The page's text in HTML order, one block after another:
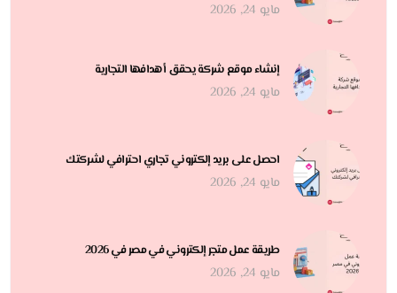
مايو 24, 2026
إنشاء موقع شركة يحقق أهدافها التجارية
مايو 24, 2026
احصل على بريد إلكتروني تجاري احترافي لشركتك
مايو 24, 2026
طريقة عمل متجر إلكتروني في مصر في 2026
مايو 24, 2026